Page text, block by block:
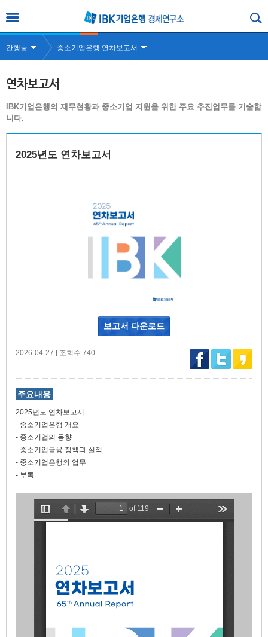
간행물 중소기업은행 연차보고서
연차보고서
IBK기업은행의 재무현황과 중소기업 지원을 위한 주요 추진업무를 기술합
니다.
보고서 다운로드
2025년도 연차보고서
주요내용
2025년도 연차보고서
- 중소기업은행 개요
- 중소기업의 동향
- 중소기업금융 정책과 실적
- 중소기업은행의 업무
- 부록
2026-04-27 | 조회수 740